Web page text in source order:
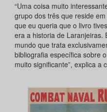
“Uma coisa muito
grupo dos três que reside
que eu queria que o livro
era a historia de Laranjeiras.
mundo que trata
bibliografia específica sobre
muito significante”, explica a